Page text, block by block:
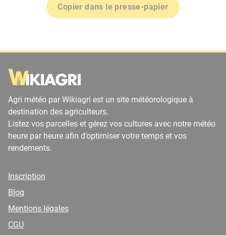
Copier dans le presse-papier
Agri météo par Wikiagri est un site météorologique à
destination des agriculteurs.
Listez vos parcelles et gérez vos cultures avec notre météo
heure par heure afin d’optimiser votre temps et vos
rendements.
Inscription
Blog
Mentions légales
CGU